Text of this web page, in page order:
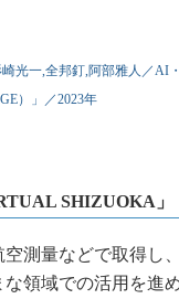
光一,全邦釘,阿部雅人／AI
）」／2023年
SHIZUOKA」
測量などで取得し
領域での活用を進